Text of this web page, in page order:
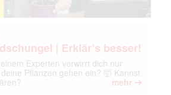
| Erklär’s besser!
Experten verwirrt dich nur
Pflanzen gehen ein? 🤯 Kannst
mehr ➔